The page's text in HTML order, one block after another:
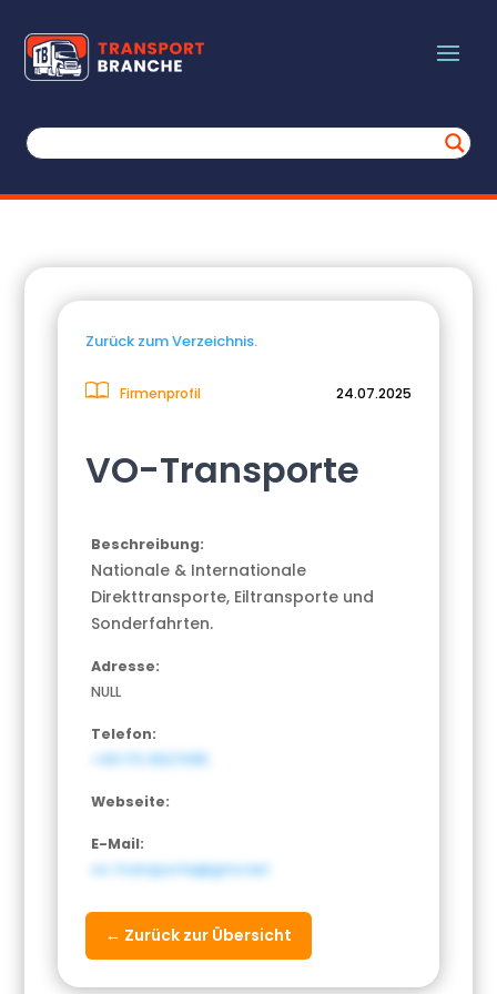
Zurück zum Verzeichnis.
Firmenprofil 24.07.2025
VO-Transporte
Beschreibung:
Nationale & Internationale
Direkttransporte, Eiltransporte und
Sonderfahrten.
Adresse:
NULL
Telefon:
+49 173 4527095
Webseite:
E-Mail:
vo-transporte@gmx.net
← Zurück zur Übersicht